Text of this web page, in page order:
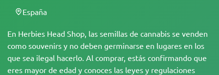
En Herbies Head Shop, las semillas de cannabis se venden
como souvenirs y no deben germinarse en lugares en los
que sea ilegal hacerlo. Al comprar, estás confirmando que
eres mayor de edad y conoces las leyes y regulaciones
España